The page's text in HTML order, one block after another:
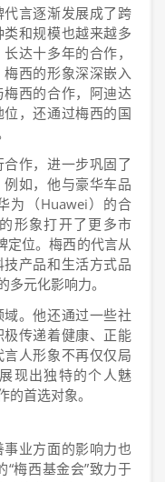
言逐渐发展成了跨
和规模也越来越多
达十多年的合作，
西的形象深深嵌入
西的合作，阿迪达
，还通过梅西的国
作，进一步巩固了
如，他与豪华车品
为（Huawei）的合
形象打开了更多市
定位。梅西的代言从
产品和生活方式品
元化影响力。
。他还通过一些社
传递着健康、正能
人形象不再仅仅局
现出独特的个人魅
首选对象。
业方面的影响力也
梅西基金会”致力于